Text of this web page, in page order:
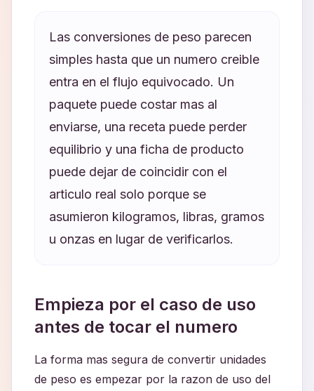
Las conversiones de peso parecen
simples hasta que un numero creible
entra en el flujo equivocado. Un
paquete puede costar mas al
enviarse, una receta puede perder
equilibrio y una ficha de producto
puede dejar de coincidir con el
articulo real solo porque se
asumieron kilogramos, libras, gramos
u onzas en lugar de verificarlos.
Empieza por el caso de uso
antes de tocar el numero
La forma mas segura de convertir unidades
de peso es empezar por la razon de uso del